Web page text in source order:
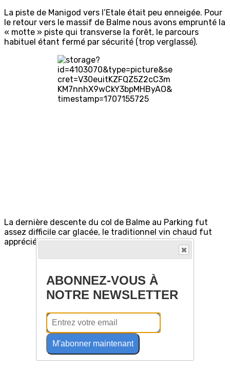
La piste de Manigod vers l’Etale était peu enneigée. Pour
le retour vers le massif de Balme nous avons emprunté la
« motte » piste qui transverse la forêt, le parcours
habituel étant fermé par sécurité (trop verglassé).
La dernière descente du col de Balme au Parking fut
assez difficile car glacée, le traditionnel vin chaud fut
apprécié.
ABONNEZ-VOUS À
NOTRE NEWSLETTER
M'abonner maintenant